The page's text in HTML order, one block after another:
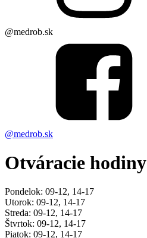
@medrob.sk
@medrob.sk
Otváracie hodiny
Pondelok: 09-12, 14-17
Utorok: 09-12, 14-17
Streda: 09-12, 14-17
Štvrtok: 09-12, 14-17
Piatok: 09-12, 14-17